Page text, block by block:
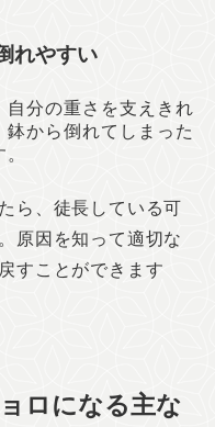
れやすい
分の重さを支えきれ
から倒れてしまった
ら、徒長している可
原因を知って適切な
すことができます
ロになる主な